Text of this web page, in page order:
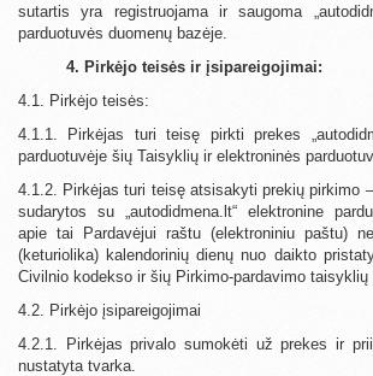
sutartis yra registruojama ir saugoma
parduotuvės duomenų bazėje.
4. Pirkėjo teisės ir įsipareigojimai:
4.1. Pirkėjo teisės:
4.1.1. Pirkėjas turi teisę pirkti prekes
parduotuvėje šių Taisyklių ir elektroninės
4.1.2. Pirkėjas turi teisę atsisakyti prekių pirkimo
sudarytos su „autodidmena.lt“ elektronine
apie tai Pardavėjui raštu (elektroniniu paštu)
(keturiolika) kalendorinių dienų nuo daikto
Civilnio kodekso ir šių Pirkimo-pardavimo
4.2. Pirkėjo įsipareigojimai
4.2.1. Pirkėjas privalo sumokėti už prekes ir
nustatyta tvarka.